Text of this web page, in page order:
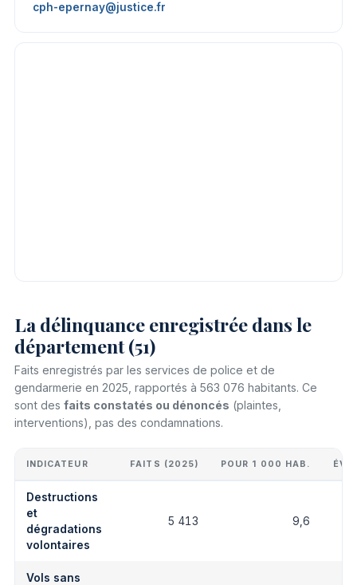
cph-epernay@justice.fr
La délinquance enregistrée dans le
département (51)
Faits enregistrés par les services de police et de
gendarmerie en 2025, rapportés à 563 076 habitants. Ce
sont des faits constatés ou dénoncés (plaintes,
interventions), pas des condamnations.
INDICATEUR FAITS (2025) POUR 1 000 HAB.
Destructions
et
dégradations
volontaires
5 413 9,6
Vols sans